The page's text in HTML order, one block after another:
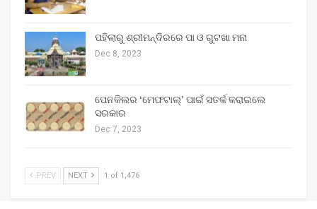
ପହିଲାରୁ ଶ୍ରୀମନ୍ଦିରରେ ପା ଓ ଗୁଟଖା ମନା
Dec 8, 2023
ପେନକିଲର ‘ମେଫଟାଲ୍‌’ ପାଇଁ ସତର୍କ କରାଇଲେ
ସରକାର
Dec 7, 2023
PREV NEXT 1 of 1,476